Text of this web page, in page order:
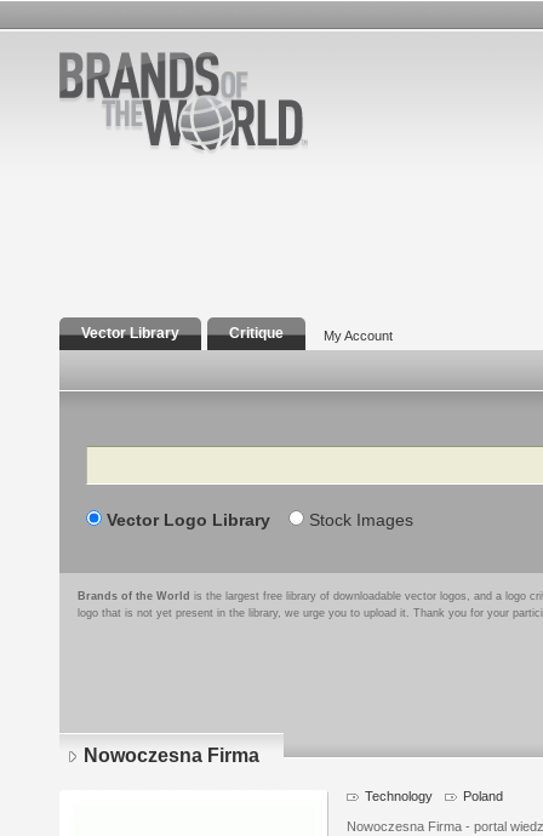
Vector Library Critique My Account
Search
Vector Logo Library Stock Images
Brands of the World is the largest free library of downloadable vector logos, and a logo
logo that is not yet present in the library, we urge you to upload it. Thank you for your
Nowoczesna Firma
Technology Poland
Nowoczesna Firma - portal